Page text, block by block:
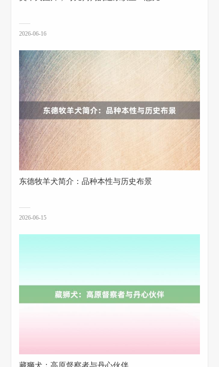
2026-06-16
东德牧羊犬简介：品种本性与历史布景
2026-06-15